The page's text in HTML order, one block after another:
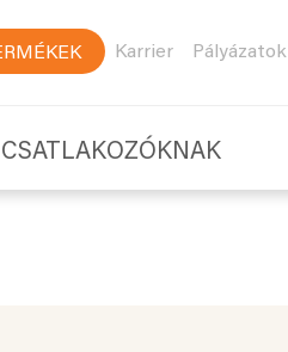
Karrier Pályázatok
CSATLAKOZÓKNAK